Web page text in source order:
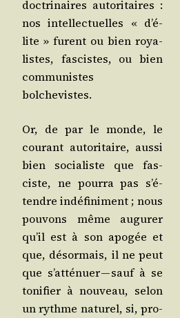
doc­tri­naires auto­ri­taires :
nos intel­lec­tuelles « d’é­
lite » furent ou bien roya­
listes, fas­cistes, ou bien
com­mu­nistes
bolchevistes.
Or, de par le monde, le
cou­rant auto­ri­taire, aus­si
bien socia­liste que fas­
ciste, ne pour­ra pas s’é­
tendre indé­fi­ni­ment ; nous
pou­vons même augu­rer
qu’il est à son apo­gée et
que, désor­mais, il ne peut
que s’at­té­nuer — sauf à se
toni­fier à nou­veau, selon
un rythme natu­rel, si, pro­